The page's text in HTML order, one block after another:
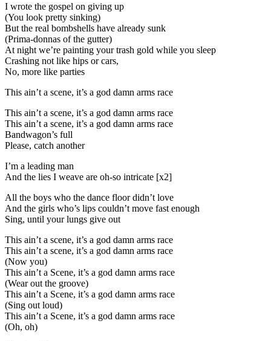
I wrote the gospel on giving up
(You look pretty sinking)
But the real bombshells have already sunk
(Prima-donnas of the gutter)
At night we’re painting your trash gold while you sleep
Crashing not like hips or cars,
No, more like parties
This ain’t a scene, it’s a god damn arms race
This ain’t a scene, it’s a god damn arms race
This ain’t a scene, it’s a god damn arms race
Bandwagon’s full
Please, catch another
I’m a leading man
And the lies I weave are oh-so intricate [x2]
All the boys who the dance floor didn’t love
And the girls who’s lips couldn’t move fast enough
Sing, until your lungs give out
This ain’t a scene, it’s a god damn arms race
This ain’t a scene, it’s a god damn arms race
(Now you)
This ain’t a Scene, it’s a god damn arms race
(Wear out the groove)
This ain’t a Scene, it’s a god damn arms race
(Sing out loud)
This ain’t a Scene, it’s a god damn arms race
(Oh, oh)